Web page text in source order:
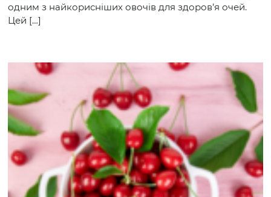
одним з найкорисніших овочів для здоров’я очей.
Цей […]